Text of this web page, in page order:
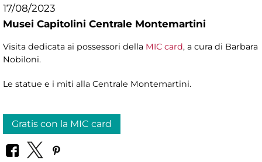
17/08/2023
Musei Capitolini Centrale Montemartini
Visita dedicata ai possessori della MIC card, a cura di Barbara
Nobiloni.
Le statue e i miti alla Centrale Montemartini.
Gratis con la MIC card